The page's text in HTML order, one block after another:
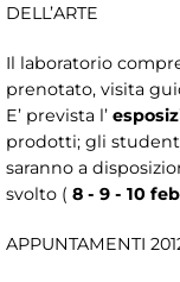
DELL’ARTE
Il laboratorio
prenotato, visita
E’ prevista l’
prodotti; gli
saranno a
svolto ( 8 - 9 - 10
APPUNTAMENTI